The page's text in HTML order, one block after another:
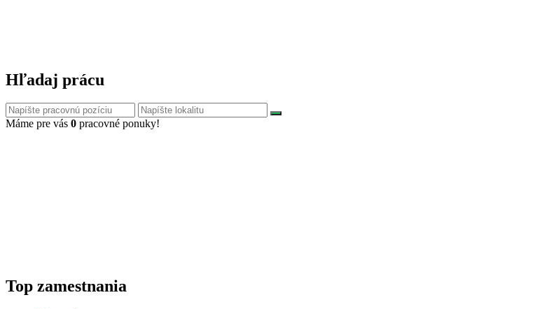
Hľadaj prácu
Máme pre vás 0 pracovné ponuky!
Top zamestnania